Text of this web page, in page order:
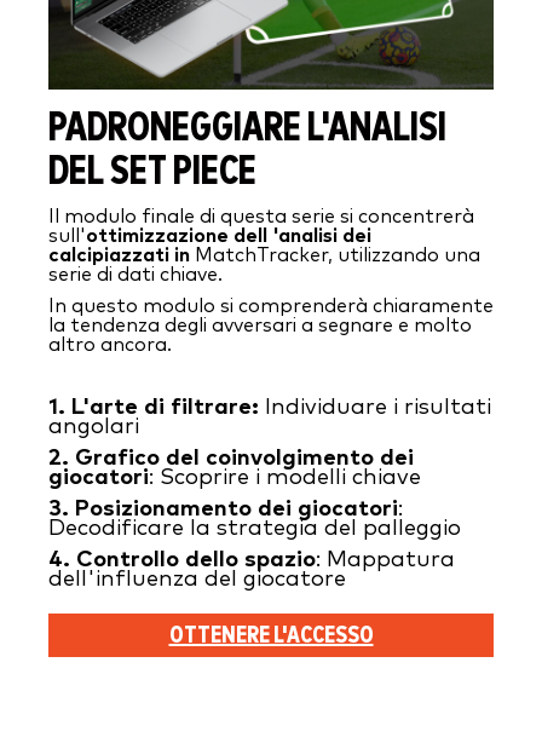
PADRONEGGIARE L'ANALISI
DEL SET PIECE
Il modulo finale di questa serie si concentrerà
sull'ottimizzazione dell 'analisi dei
calcipiazzati in MatchTracker, utilizzando una
serie di dati chiave.
In questo modulo si comprenderà chiaramente
la tendenza degli avversari a segnare e molto
altro ancora.
1. L'arte di filtrare:
Individuare i risultati
angolari
2. Grafico del coinvolgimento dei
giocatori: Scoprire i modelli chiave
3. Posizionamento dei giocatori:
Decodificare la strategia del palleggio
4. Controllo dello spazio: Mappatura
dell'influenza del giocatore
OTTENERE L'ACCESSO